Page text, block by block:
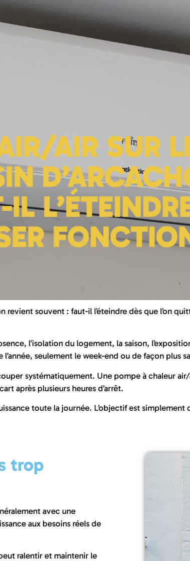
Nos solutions Qui
AIR SUR
IL
revient souvent : faut-il l’éteindre dès que l’on
l’isolation du logement, la saison,
seulement le week-end ou de façon
systématiquement. Une pompe à chaleur
après plusieurs heures d’arrêt.
toute la journée. L’objectif est
trop
avec une
aux besoins réels de
ralentir et maintenir le